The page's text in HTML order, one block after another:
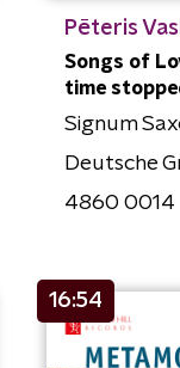
Pēteris
Songs of
time
Signum
Deutsche
4860 0014
16:54